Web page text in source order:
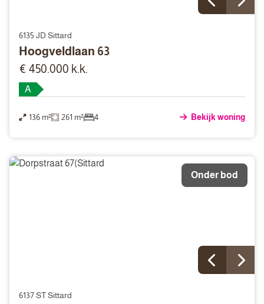
6135 JD Sittard
Hoogveldlaan 63
€ 450.000 k.k.
A
136 m² 261 m² 4 Bekijk woning
Onder bod
6137 ST Sittard